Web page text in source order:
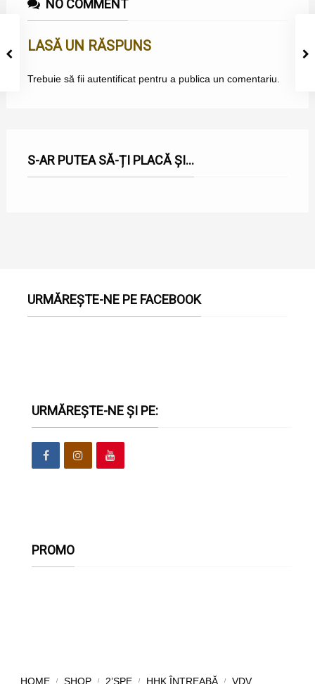
NO COMMENT
LASĂ UN RĂSPUNS
Trebuie să fii autentificatpentru a publica un comentariu.
S-AR PUTEA SĂ-ȚI PLACĂ ȘI...
URMĂREȘTE-NE PE FACEBOOK
URMĂREȘTE-NE ȘI PE:
PROMO
HOME SHOP 2’ȘPE HHK ÎNTREABĂ VDV